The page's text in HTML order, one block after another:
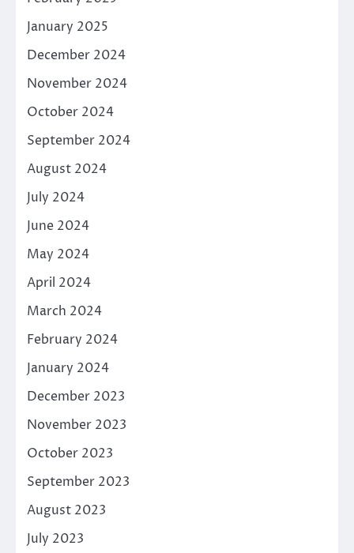
January 2025
December 2024
November 2024
October 2024
September 2024
August 2024
July 2024
June 2024
May 2024
April 2024
March 2024
February 2024
January 2024
December 2023
November 2023
October 2023
September 2023
August 2023
July 2023